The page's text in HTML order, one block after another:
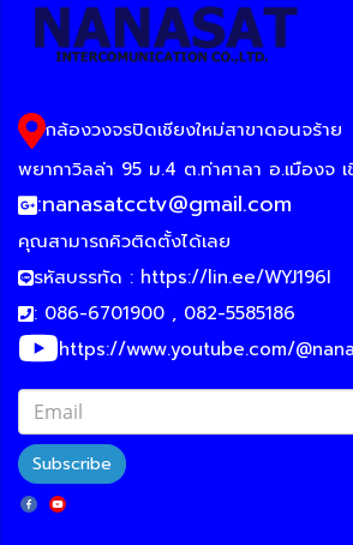
กล้องวงจรปิดเชียงใหม่สาขาดอนจร้าย
พยากาวิลล่า 95 ม.4 ต.ท่าศาลา อ.เมืองจ
:nanasatcctv@gmail.com
คุณสามารถคิวติดตั้งได้เลย
รหัสบรรทัด : https://lin.ee/WYJ196I
: 086-6701900 , 082-5585186
https://www.youtube.com/
Subscribe